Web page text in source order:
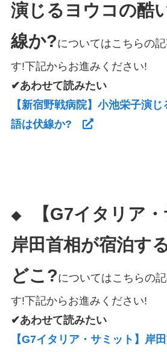
演じるヨウコの酷
線か?についてはこちらの
す!下記からお進みください!
✔あわせて読みたい
【新宿野戦病院】小池栄子演
語は伏線か?
◆
【G7イタリア
岸田首相が宿泊す
どこ?についてはこちらの
す!下記からお進みください!
✔あわせて読みたい
【G7イタリア・サミット】岸